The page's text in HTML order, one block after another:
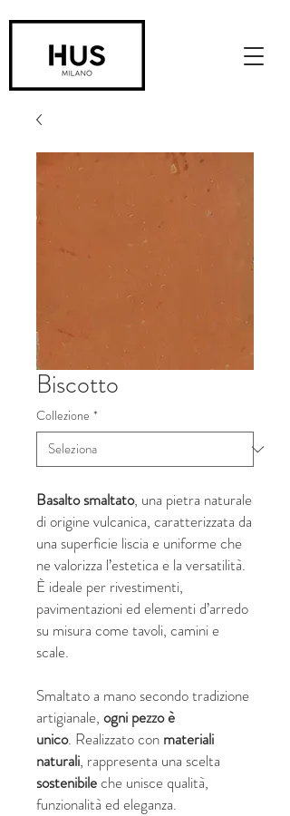
Biscotto
Collezione *
Basalto smaltato, una pietra naturale
di origine vulcanica, caratterizzata da
una superficie liscia e uniforme che
ne valorizza l’estetica e la versatilità.
È ideale per rivestimenti,
pavimentazioni ed elementi d’arredo
su misura come tavoli, camini e
scale.
Smaltato a mano secondo tradizione
artigianale, ogni pezzo è
unico. Realizzato con materiali
naturali, rappresenta una scelta
sostenibileche unisce qualità,
funzionalità ed eleganza.